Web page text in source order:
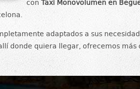
adaptados a sus
donde quiera llegar, ofrecemos más